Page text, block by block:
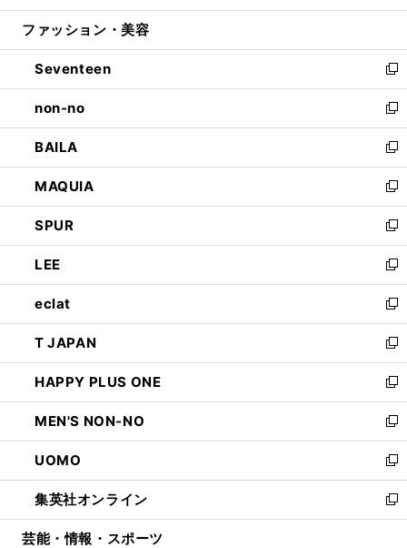
開
ウ
開
く
ン
ウ
で
開
く
ウ
ン
ド
ウ
で
開
く
ファッション・美容
Seventeen
新
し
い
ウ
ィ
ン
ド
ウ
で
開
く
non-no
新
し
い
ウ
ィ
ン
ド
ウ
で
開
く
BAILA
新
し
い
ウ
ィ
ン
ド
ウ
で
開
く
MAQUIA
新
し
い
ウ
ィ
ン
ド
ウ
で
開
く
SPUR
新
し
い
ウ
ィ
ン
ド
ウ
で
開
く
LEE
新
し
い
ウ
ィ
ン
ド
ウ
で
開
く
eclat
新
し
い
ウ
ィ
ン
ド
ウ
で
開
く
T JAPAN
新
し
い
ウ
ィ
ン
ド
ウ
で
開
HAPPY PLUS ONE
新
し
い
ウ
ィ
ン
ド
ウ
MEN'S NON-NO
新
し
い
ウ
ィ
ン
UOMO
新
し
い
ウ
集英社オンライン
新
し
芸能・情報・スポーツ